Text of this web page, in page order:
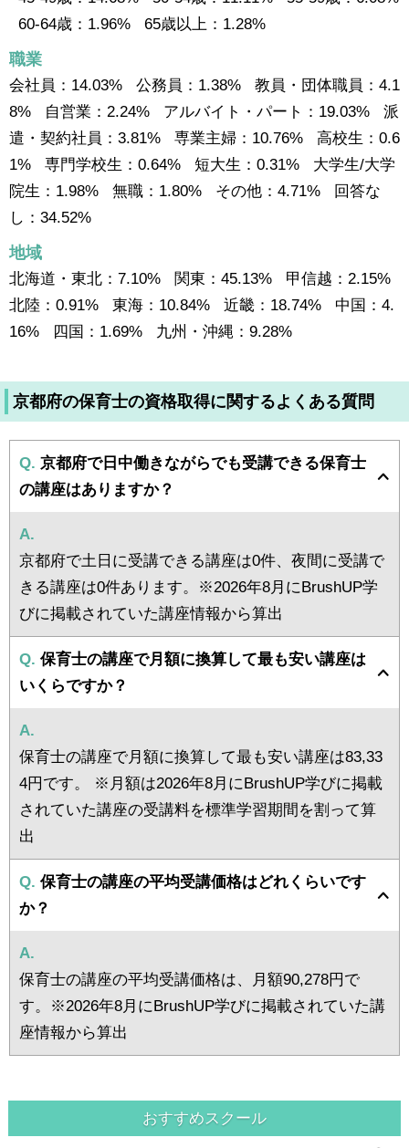
60-64歳：1.96% 65歳以上：1.28%
職業
会社員：14.03% 公務員：1.38% 教員・団体職員：4.1
8% 自営業：2.24% アルバイト・パート：19.03% 派
遣・契約社員：3.81% 専業主婦：10.76% 高校生：0.6
1% 専門学校生：0.64% 短大生：0.31% 大学生/大学
院生：1.98% 無職：1.80% その他：4.71% 回答な
し：34.52%
地域
北海道・東北：7.10% 関東：45.13% 甲信越：2.15%
北陸：0.91% 東海：10.84% 近畿：18.74% 中国：4.
16% 四国：1.69% 九州・沖縄：9.28%
京都府の保育士の資格取得に関するよくある質問
Q. 京都府で日中働きながらでも受講できる保育士
の講座はありますか？
A.
京都府で土日に受講できる講座は0件、夜間に受講で
きる講座は0件あります。※2026年8月にBrushUP学
びに掲載されていた講座情報から算出
Q. 保育士の講座で月額に換算して最も安い講座は
いくらですか？
A.
保育士の講座で月額に換算して最も安い講座は83,33
4円です。 ※月額は2026年8月にBrushUP学びに掲載
されていた講座の受講料を標準学習期間を割って算
出
Q. 保育士の講座の平均受講価格はどれくらいです
か？
A.
保育士の講座の平均受講価格は、月額90,278円で
す。※2026年8月にBrushUP学びに掲載されていた講
座情報から算出
おすすめスクール